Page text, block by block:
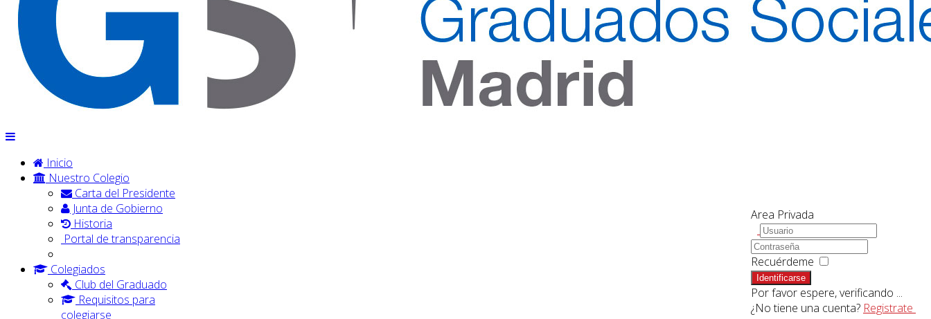
Area Privada
Recuérdeme
Identificarse
Por favor espere, verificando ...
¿No tiene una cuenta? Registrate
Inicio
Nuestro Colegio
Carta del Presidente
Junta de Gobierno
Historia
Portal de transparencia
Colegiados
Club del Graduado
Requisitos para
colegiarse